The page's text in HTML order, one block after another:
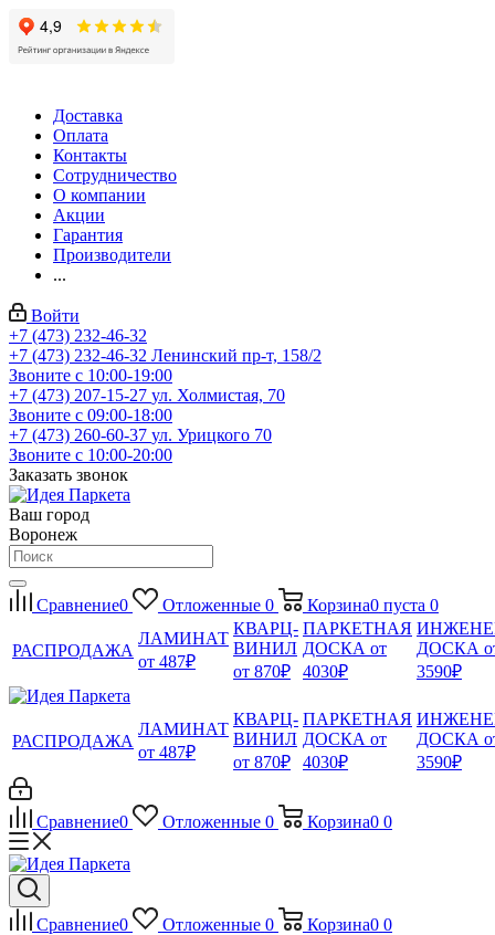
Доставка
Оплата
Контакты
Сотрудничество
О компании
Акции
Гарантия
Производители
...
Войти
+7 (473) 232-46-32
+7 (473) 232-46-32 Ленинский пр-т, 158/2
Звоните с 10:00-19:00
+7 (473) 207-15-27 ул. Холмистая, 70
Звоните с 09:00-18:00
+7 (473) 260-60-37 ул. Урицкого 70
Звоните с 10:00-20:00
Заказать звонок
Ваш город
Воронеж
Сравнение0 Отложенные 0 Корзина0 пуста 0
РАСПРОДАЖА
ЛАМИНАТ
от 487₽
КВАРЦ-
ВИНИЛ
от 870₽
ПАРКЕТНАЯ
ДОСКА от
4030₽
ДОСКА
3590₽
РАСПРОДАЖА
ЛАМИНАТ
от 487₽
КВАРЦ-
ВИНИЛ
от 870₽
ПАРКЕТНАЯ
ДОСКА от
4030₽
ДОСКА
3590₽
Сравнение0 Отложенные 0 Корзина0 0
Сравнение0 Отложенные 0 Корзина0 0